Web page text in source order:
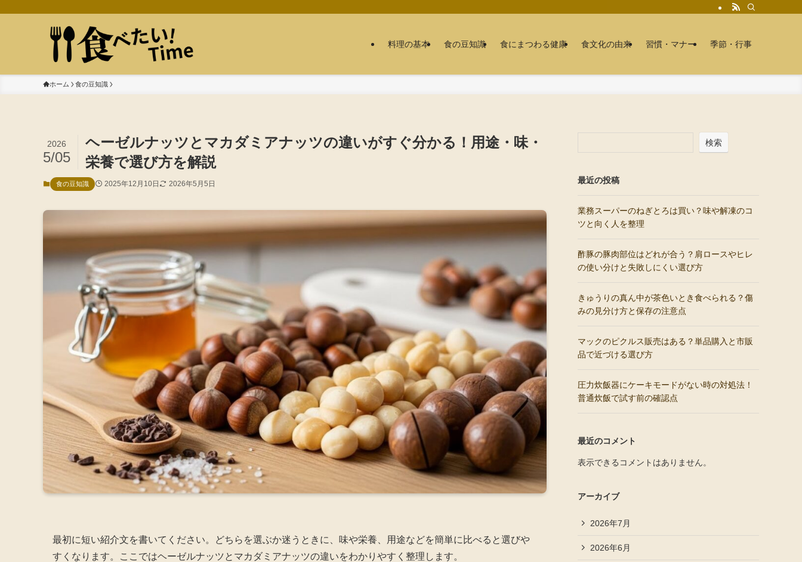
料理の基本 食の豆知識 食にまつわる健康 食文化の由来 習慣・マナー 季節・行事
ホーム 食の豆知識
ヘーゼルナッツとマカダミアナッツの違いがすぐ分かる！用途・味・
栄養で選び方を解説
2026
5/05
食の豆知識 2025年12月10日 2026年5月5日
最初に短い紹介文を書いてください。どちらを選ぶか迷うときに、味や栄養、用途などを簡単に比べると選びや
すくなります。ここではヘーゼルナッツとマカダミアナッツの違いをわかりやすく整理します。
検索
最近の投稿
業務スーパーのねぎとろは買い？味や解凍のコ
ツと向く人を整理
酢豚の豚肉部位はどれが合う？肩ロースやヒレ
の使い分けと失敗しにくい選び方
きゅうりの真ん中が茶色いとき食べられる？傷
みの見分け方と保存の注意点
マックのピクルス販売はある？単品購入と市販
品で近づける選び方
圧力炊飯器にケーキモードがない時の対処法！
普通炊飯で試す前の確認点
最近のコメント
表示できるコメントはありません。
アーカイブ
2026年7月
2026年6月